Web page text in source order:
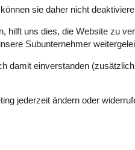
sie daher nicht
hilft uns dies, die Website zu
Subunternehmer
damit einverstanden
jederzeit ändern oder